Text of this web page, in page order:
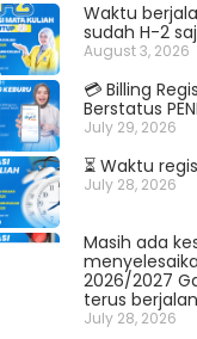
Waktu
sudah H-2
August 3, 2026
💳 Billing
Berstatus
July 29, 2026
⏳ Waktu
July 28, 2026
Masih ada
2026/2027
terus
July 28, 2026